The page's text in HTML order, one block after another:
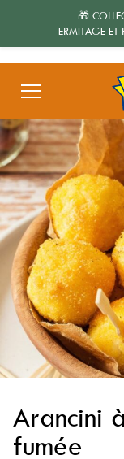
Arancini
fumée
🎁
ERMITAGE ET